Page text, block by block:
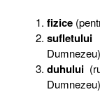
fizice
sufletului
duhului